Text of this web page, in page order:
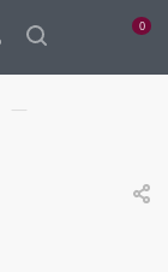
0
—